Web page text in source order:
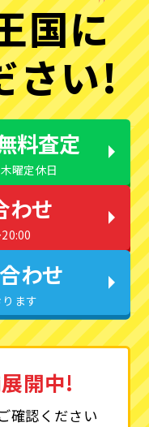
国に
さい!
料査定
曜定休日
わせ
わせ
ます
開中!
確認ください